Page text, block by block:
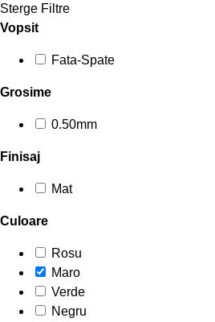
Sterge Filtre
Vopsit
Fata-Spate
Grosime
0.50mm
Finisaj
Mat
Culoare
Rosu
Maro
Verde
Negru